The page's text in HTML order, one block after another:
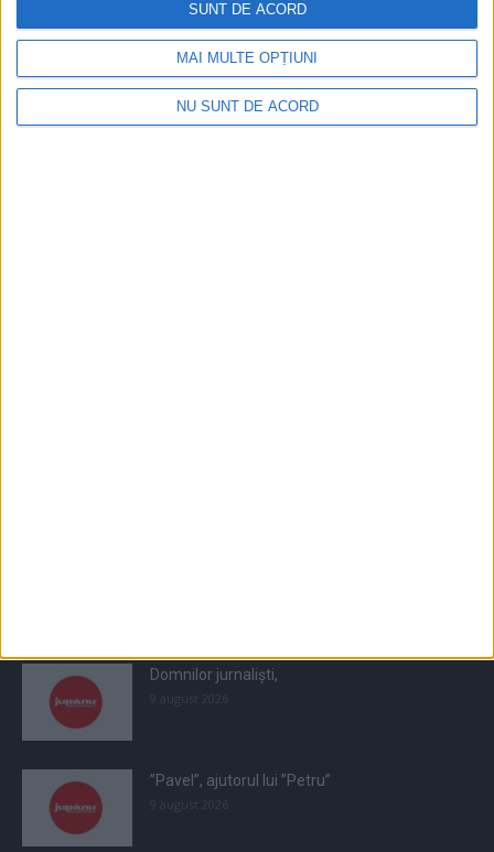
MAI MULTE OPȚIUNI
NU SUNT DE ACORD
SUNT DE ACORD
Domnilor jurnaliști,
”Pavel”, ajutorul lui ”Petru”